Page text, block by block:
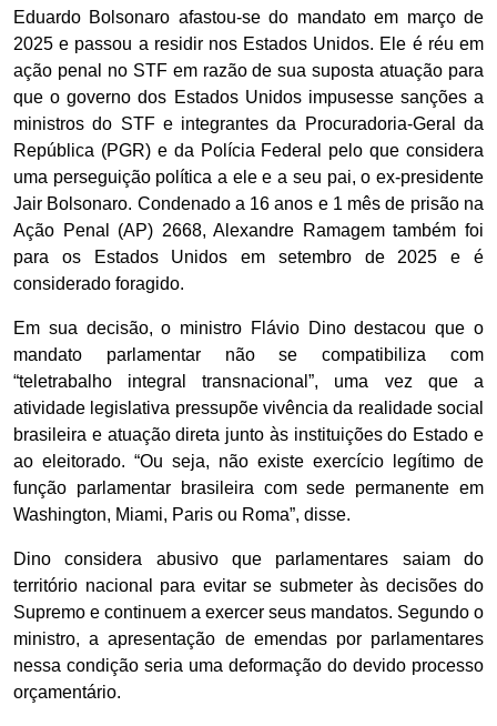
Eduardo Bolsonaro afastou-se do mandato em março de
2025 e passou a residir nos Estados Unidos. Ele é réu em
ação penal no STF em razão de sua suposta atuação para
que o governo dos Estados Unidos impusesse sanções a
ministros do STF e integrantes da Procuradoria-Geral da
República (PGR) e da Polícia Federal pelo que considera
uma perseguição política a ele e a seu pai, o ex-presidente
Jair Bolsonaro. Condenado a 16 anos e 1 mês de prisão na
Ação Penal (AP) 2668, Alexandre Ramagem também foi
para os Estados Unidos em setembro de 2025 e é
considerado foragido.
Em sua decisão, o ministro Flávio Dino destacou que o
mandato parlamentar não se compatibiliza com
“teletrabalho integral transnacional”, uma vez que a
atividade legislativa pressupõe vivência da realidade social
brasileira e atuação direta junto às instituições do Estado e
ao eleitorado. “Ou seja, não existe exercício legítimo de
função parlamentar brasileira com sede permanente em
Washington, Miami, Paris ou Roma”, disse.
Dino considera abusivo que parlamentares saiam do
território nacional para evitar se submeter às decisões do
Supremo e continuem a exercer seus mandatos. Segundo o
ministro, a apresentação de emendas por parlamentares
nessa condição seria uma deformação do devido processo
orçamentário.